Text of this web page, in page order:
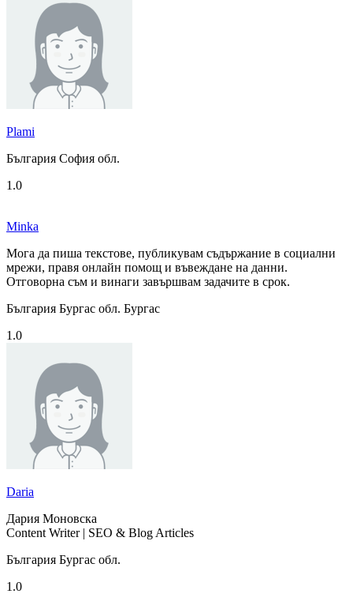
Plami
България София обл.
1.0
Minka
Мога да пиша текстове, публикувам съдържание в социални
мрежи, правя онлайн помощ и въвеждане на данни.
Отговорна съм и винаги завършвам задачите в срок.
България Бургас обл. Бургас
1.0
Daria
Дария Моновска
Content Writer | SEO & Blog Articles
България Бургас обл.
1.0